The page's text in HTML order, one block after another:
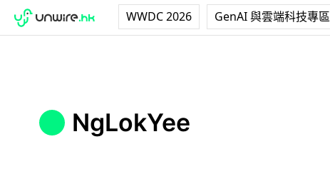
WWDC 2026 GenAI 與雲端科技專區
NgLokYee